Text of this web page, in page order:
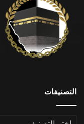
التصنيفات
التصنيفات